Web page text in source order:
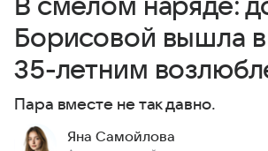
В смелом наряде:
Борисовой вышла в
35-летним
Пара вместе не так давно.
Яна Самойлова